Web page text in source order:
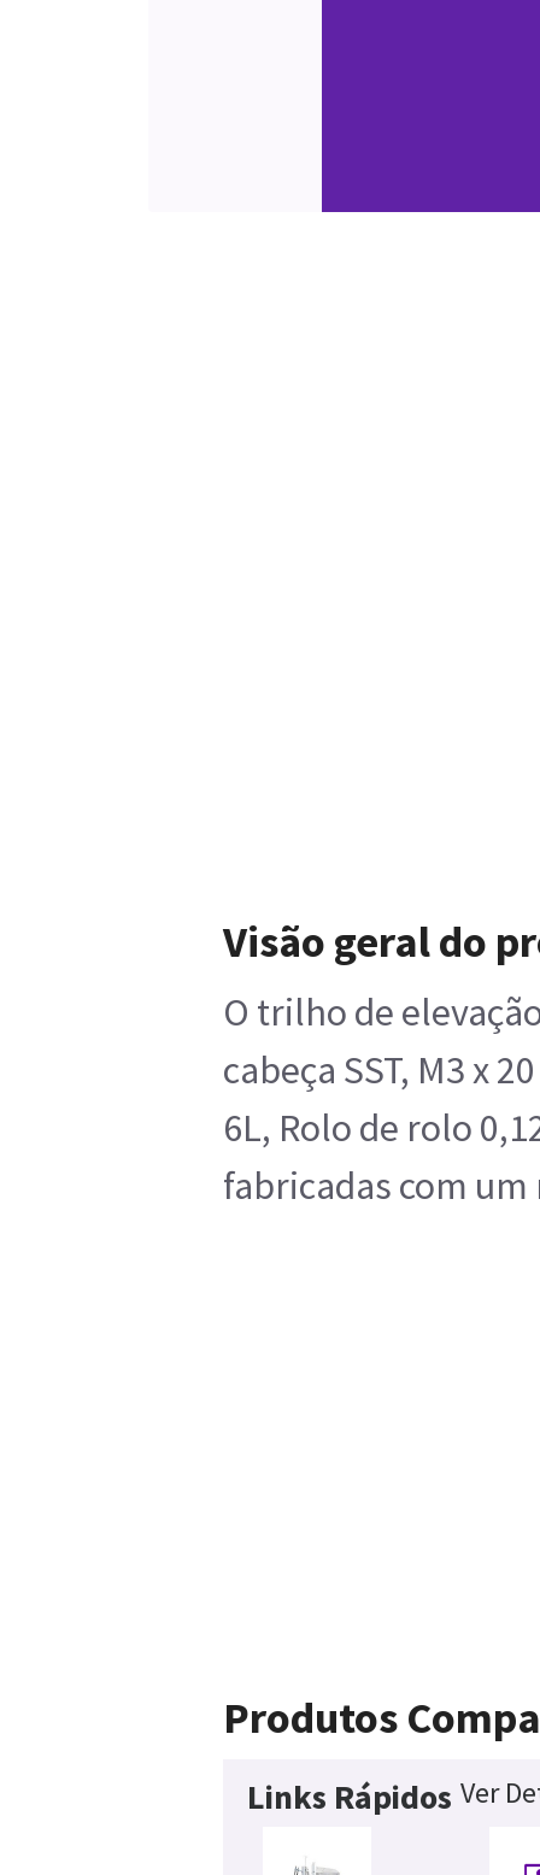
Visão geral do
O trilho de
cabeça SST, M3 x
6L, Rolo de rolo
fabricadas com
Produtos
Links Rápidos Ver